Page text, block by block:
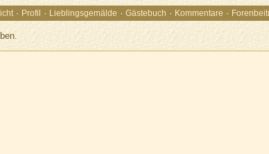
· Profil · Lieblingsgemälde · Gästebuch · Kommentare ·